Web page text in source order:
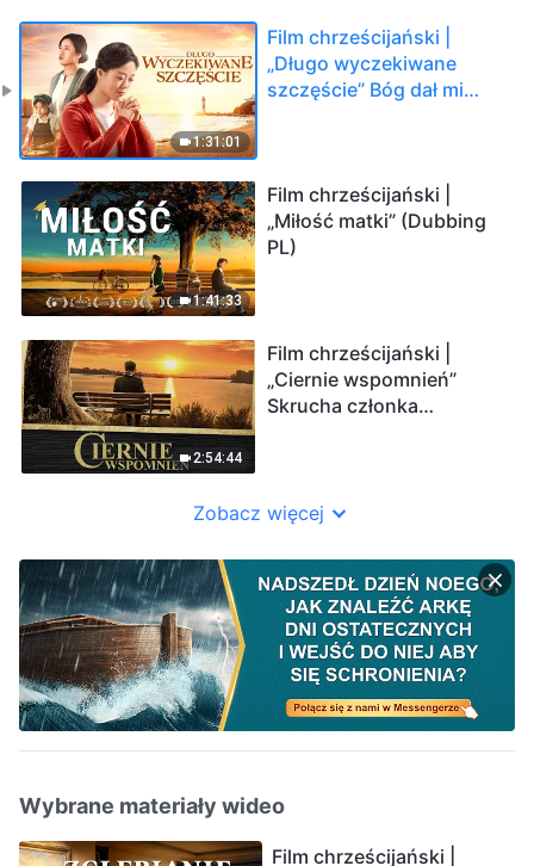
1:31:01
Film chrześcijański |
„Długo wyczekiwane
szczęście” Bóg dał mi
1:41:33
Film chrześcijański |
„Miłość matki” (Dubbing
PL)
2:54:44
Film chrześcijański |
„Ciernie wspomnień”
Skrucha członka
Zobacz więcej
Wybrane materiały wideo
Film chrześcijański |